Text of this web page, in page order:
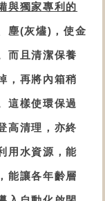
與獨家專利的
塵(灰燼) ，使金
而且清潔保養
，再將內箱稍
這樣使環保過
高清理，亦終
用水資源，能
能讓各年齡層